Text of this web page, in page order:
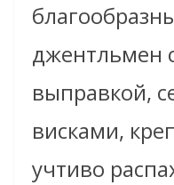
джентльмен
выправкой,
висками,
учтиво